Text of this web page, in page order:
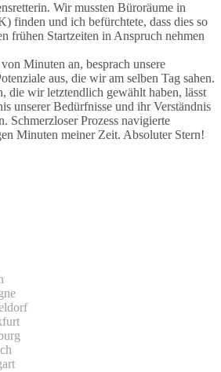
Wir mussten Büroräume in
finden und ich befürchtete, dass dies so
frühen Startzeiten in Anspruch nehmen
Minuten an, besprach unsere
aus, die wir am selben Tag sahen.
die wir letztendlich gewählt haben, lässt
unserer Bedürfnisse und ihr Verständnis
Schmerzloser Prozess navigierte
Minuten meiner Zeit. Absoluter Stern!